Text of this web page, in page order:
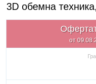
3D обемна
от